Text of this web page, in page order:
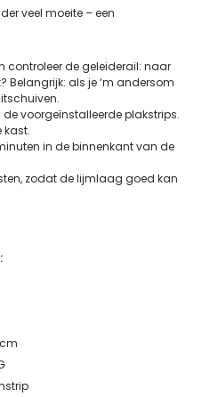
veel moeite – een
controleer de geleiderail: naar
Belangrijk: als je ‘m andersom
voorgeïnstalleerde plakstrips.
kast.
in de binnenkant van de
zodat de lijmlaag goed kan